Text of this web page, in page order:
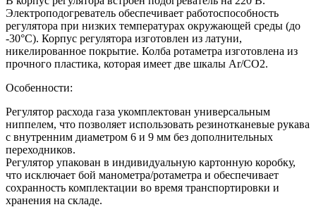
Электроподогреватель обеспечивает работоспособность
регулятора при низких температурах окружающей среды (до
-30°С). Корпус регулятора изготовлен из латуни,
никелированное покрытие. Колба ротаметра изготовлена из
прочного пластика, которая имеет две шкалы Ar/CO2.
Особенности:
Регулятор расхода газа укомплектован универсальным
ниппелем, что позволяет использовать резинотканевые рукава
с внутренним диаметром 6 и 9 мм без дополнительных
переходников.
Регулятор упакован в индивидуальную картонную коробку,
что исключает бой манометра/ротаметра и обеспечивает
сохранность комплектации во время транспортировки и
хранения на складе.